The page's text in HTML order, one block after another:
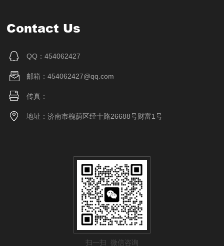
Contact Us
QQ：454062427
邮箱：454062427@qq.com
传真：
地址：济南市槐荫区经十路26688号财富1号
扫一扫 微信咨询